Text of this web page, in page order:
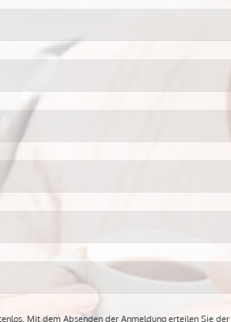
Mit dem Absenden der Anmeldung erteilen Sie